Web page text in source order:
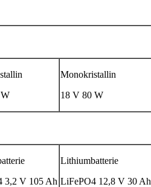
Monokristallin
18 V 80 W
3,2 V 105 Ah
Lithiumbatterie
LiFePO4 12,8 V 30 Ah